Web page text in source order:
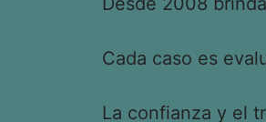
Cada caso es
La confianza y el